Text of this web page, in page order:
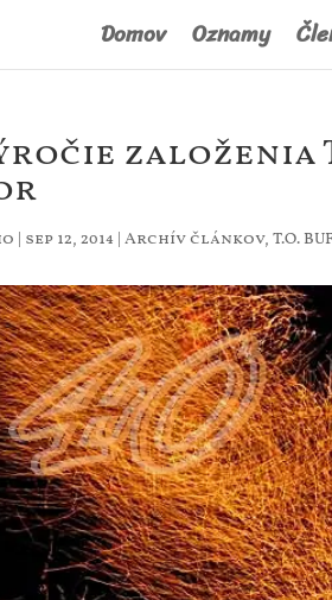
Domov Oznamy
založenia
| sep 12, 2014 |Archív článkov,T.O.